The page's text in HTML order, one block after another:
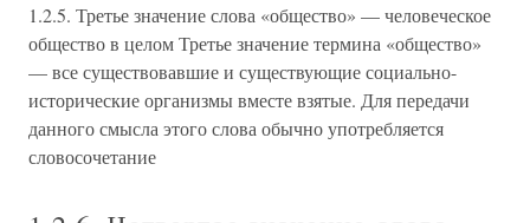
1.2.5. Третье значение слова «общество» — человеческое
общество в целом Третье значение термина «общество»
— все существовавшие и существующие социально-
исторические организмы вместе взятые. Для передачи
данного смысла этого слова обычно употребляется
словосочетание